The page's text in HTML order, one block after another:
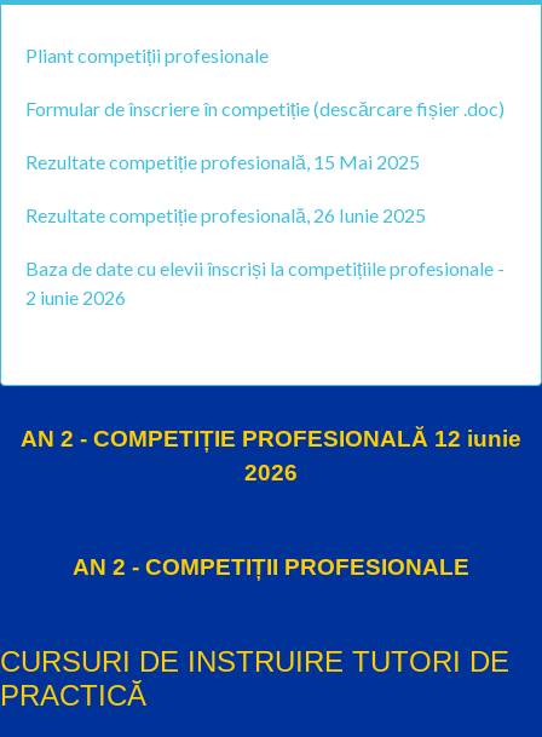
Pliant competiții profesionale
Formular de înscriere în competiție (descărcare fișier .doc)
Rezultate competiție profesională, 15 Mai 2025
Rezultate competiție profesională, 26 Iunie 2025
Baza de date cu elevii înscriși la competițiile profesionale -
2 iunie 2026
AN 2 - COMPETIȚIE PROFESIONALĂ 12 iunie
2026
AN 2 - COMPETIȚII PROFESIONALE
CURSURI DE INSTRUIRE TUTORI DE
PRACTICĂ